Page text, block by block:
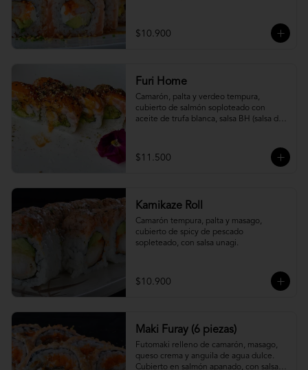
$10.900
Furi Home
Camarón, palta y verdeo tempura,
cubierto de salmón soploteado con
aceite de trufa blanca, salsa BH (salsa de
$11.500
Kamikaze Roll
Camarón tempura, palta y masago,
cubierto de spicy de pescado
sopleteado, con salsa unagi.
$10.900
Maki Furay (6 piezas)
Futomaki relleno de camarón, masago,
queso crema y anguila de agua dulce.
Cubierto en salmón apanado, con salsa